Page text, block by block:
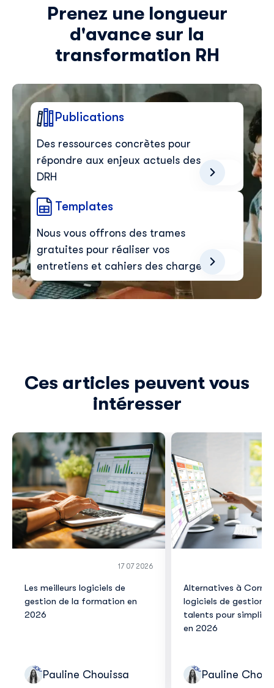
Prenez une longueur
d'avance sur la
transformation RH
Publications
Des ressources concrètes pour
répondre aux enjeux actuels des
DRH
Templates
Nous vous offrons des trames
gratuites pour réaliser vos
entretiens et cahiers des charges
Ces articles peuvent vous
intéresser
17 07 2026
Les meilleurs logiciels de
gestion de la formation en
2026
Pauline Chouissa
Alternatives à
logiciels de gestion
talents pour
en 2026
Pauline